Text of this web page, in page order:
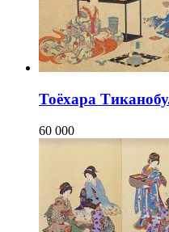
Тоёхара
60 000